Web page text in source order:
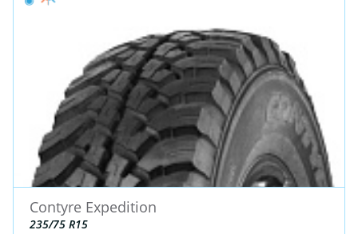
Contyre Expedition
235/75 R15